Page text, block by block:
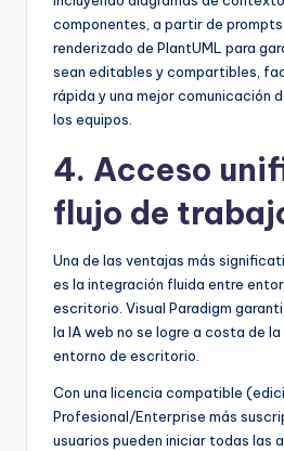
componentes, a partir de
renderizado de PlantUML para
sean editables y compartibles,
rápida y una mejor comunicación
los equipos.
4. Acceso
flujo de
Una de las ventajas más
es la integración fluida entre
escritorio. Visual Paradigm
la IA web no se logre a costa de
entorno de escritorio.
Con una licencia compatible
Profesional/Enterprise más
usuarios pueden iniciar todas las